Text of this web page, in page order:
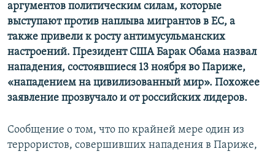
аргументов политическим силам, которые
выступают против наплыва мигрантов в ЕС, а
также привели к росту антимусульманских
настроений. Президент США Барак Обама назвал
нападения, состоявшиеся 13 ноября во Париже,
«нападением на цивилизованный мир». Похожее
заявление прозвучало и от российских лидеров.
Сообщение о том, что по крайней мере один из
террористов, совершивших нападения в Париже,